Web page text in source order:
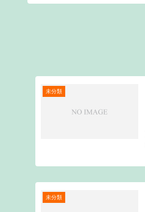
未分類
未分類